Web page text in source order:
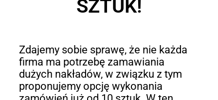
SZTUK!
Zdajemy sobie sprawę, że nie każda
firma ma potrzebę zamawiania
dużych nakładów, w związku z tym
proponujemy opcję wykonania